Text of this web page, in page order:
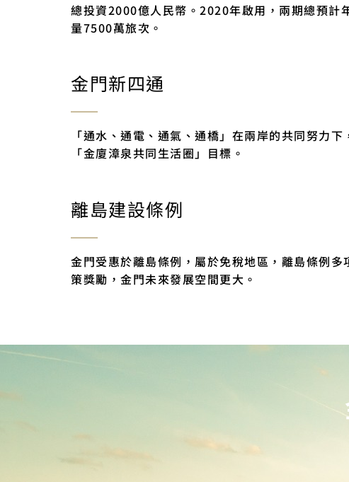
總投資2000億人民幣。2020年啟用，兩期總預計
量7500萬旅次。
金門新四通
「通水、通電、通氣、通橋」在兩岸的共同努力下
「金廈漳泉共同生活圈」目標。
離島建設條例
金門受惠於離島條例，屬於免稅地區，離島條例多
策獎勵，金門未來發展空間更大。